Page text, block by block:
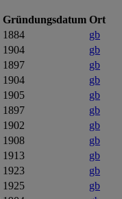
Gründungsdatum Ort
1884
gb
1904
gb
1897
gb
1904
gb
1905
gb
1897
gb
1902
gb
1908
gb
1913
gb
1923
gb
1925
gb